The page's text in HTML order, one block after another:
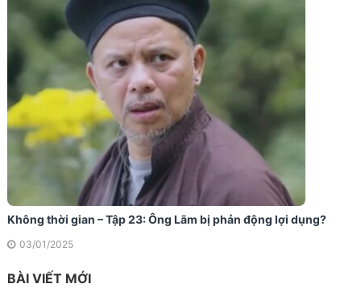
Không thời gian – Tập 23: Ông Lãm bị phản động lợi dụng?
03/01/2025
BÀI VIẾT MỚI